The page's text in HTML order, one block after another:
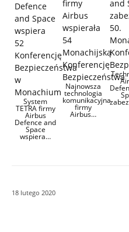
System
TETRA firmy
Airbus
Defence and
Space
wspiera…
Najnowsza
technologia
komunikacyjna
firmy
Airbus…
18 lutego 2020